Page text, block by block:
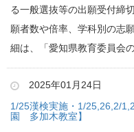
る一般選抜等の出願受付締
願者数や倍率、学科別の志
細は、「愛知県教育委員会
2025年01月24日
1/25漢検実施・1/25,26,2/
園 多加木教室】